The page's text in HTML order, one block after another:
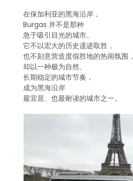
在保加利亚的黑海沿岸，
Burgas 并不是那种
急于吸引目光的城市。
它不以宏大的历史遗迹取胜，
也不刻意营造度假胜地的热闹氛围，
却以一种极为自然、
长期稳定的城市节奏，
成为黑海沿岸
最宜居、也最耐读的城市之一。